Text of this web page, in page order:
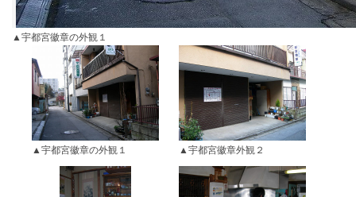
宇都宮徽章の外観１
宇都宮徽章の外観１ 宇都宮徽章外観２